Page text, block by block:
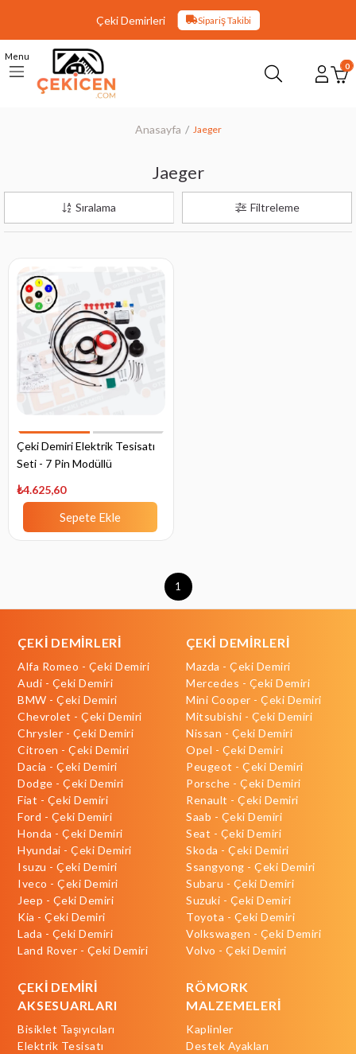
Çeki Demirleri Sipariş Takibi
Menu
0
Anasayfa Jaeger
Jaeger
Filtreleme
Sıralama
Çeki Demiri Elektrik Tesisatı
Seti - 7 Pin Modüllü
₺4.625,60
Sepete Ekle
1
ÇEKİ DEMİRLERİ
Alfa Romeo - Çeki Demiri
Audi - Çeki Demiri
BMW - Çeki Demiri
Chevrolet - Çeki Demiri
Chrysler - Çeki Demiri
Citroen - Çeki Demiri
Dacia - Çeki Demiri
Dodge - Çeki Demiri
Fiat - Çeki Demiri
Ford - Çeki Demiri
Honda - Çeki Demiri
Hyundai - Çeki Demiri
Isuzu - Çeki Demiri
Iveco - Çeki Demiri
Jeep - Çeki Demiri
Kia - Çeki Demiri
Lada - Çeki Demiri
Land Rover - Çeki Demiri
ÇEKİ DEMİRLERİ
Mazda - Çeki Demiri
Mercedes - Çeki Demiri
Mini Cooper - Çeki Demiri
Mitsubishi - Çeki Demiri
Nissan - Çeki Demiri
Opel - Çeki Demiri
Peugeot - Çeki Demiri
Porsche - Çeki Demiri
Renault - Çeki Demiri
Saab - Çeki Demiri
Seat - Çeki Demiri
Skoda - Çeki Demiri
Ssangyong - Çeki Demiri
Subaru - Çeki Demiri
Suzuki - Çeki Demiri
Toyota - Çeki Demiri
Volkswagen - Çeki Demiri
Volvo - Çeki Demiri
ÇEKİ DEMİRİ
AKSESUARLARI
Bisiklet Taşıyıcıları
Elektrik Tesisatı
RÖMORK
MALZEMELERİ
Kaplinler
Destek Ayakları